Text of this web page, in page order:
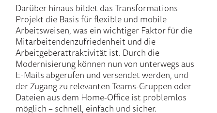
Darüber hinaus bildet das Transformations-
Projekt die Basis für flexible und mobile
Arbeitsweisen, was ein wichtiger Faktor für die
Mitarbeitendenzufriedenheit und die
Arbeitgeberattraktivität ist. Durch die
Modernisierung können nun von unterwegs aus
E-Mails abgerufen und versendet werden, und
der Zugang zu relevanten Teams-Gruppen oder
Dateien aus dem Home-Office ist problemlos
möglich – schnell, einfach und sicher.